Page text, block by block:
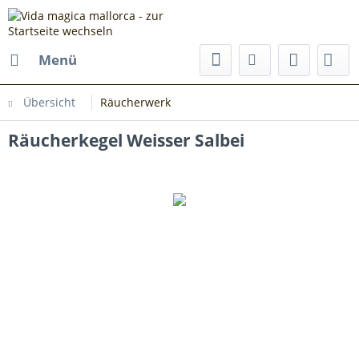
Menü
Übersicht Räucherwerk
Räucherkegel Weisser Salbei